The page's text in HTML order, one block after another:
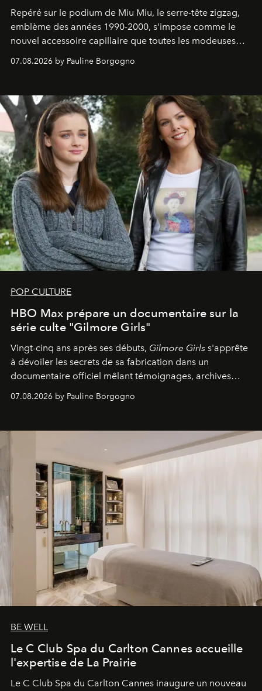
Repéré sur le podium de Miu Miu, le serre-tête zigzag,
emblème des années 1990-2000, s'impose comme le
nouvel accessoire capillaire que toutes les modeuses
s'arrachent déjà.
07.08.2026 by Pauline Borgogno
POP CULTURE
HBO Max prépare un documentaire sur la
série culte "Gilmore Girls"
Vingt-cinq ans après ses débuts, Gilmore Girls s'apprête
à dévoiler les secrets de sa fabrication dans un
documentaire officiel mêlant témoignages, archives
inédites et plongée dans les coulisses d'un phénomène
générationnel.
07.08.2026 by Pauline Borgogno
BE WELL
Le C Club Spa du Carlton Cannes accueille
l'expertise de La Prairie
Le C Club Spa du Carlton Cannes inaugure un nouveau